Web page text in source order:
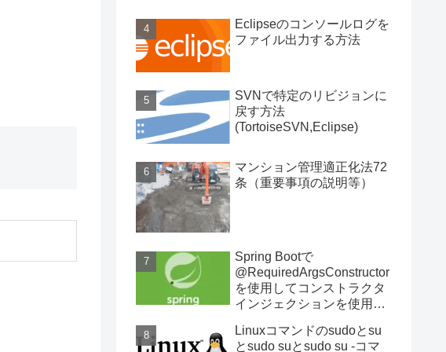
Eclipseのコンソールログを
ファイル出力する方法
SVNで特定のリビジョンに
戻す方法
(TortoiseSVN,Eclipse)
マンション管理適正化法72
条（重要事項の説明等）
Spring Bootで
@RequiredArgsConstructor
を使用してコンストラクタ
インジェクションを使用す
Linuxコマンドのsudoとsu
とsudo suとsudo su -コマ